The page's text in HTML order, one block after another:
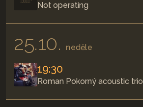
Not operating
25.10.neděle
19:30
Roman Pokorný acoustic trio